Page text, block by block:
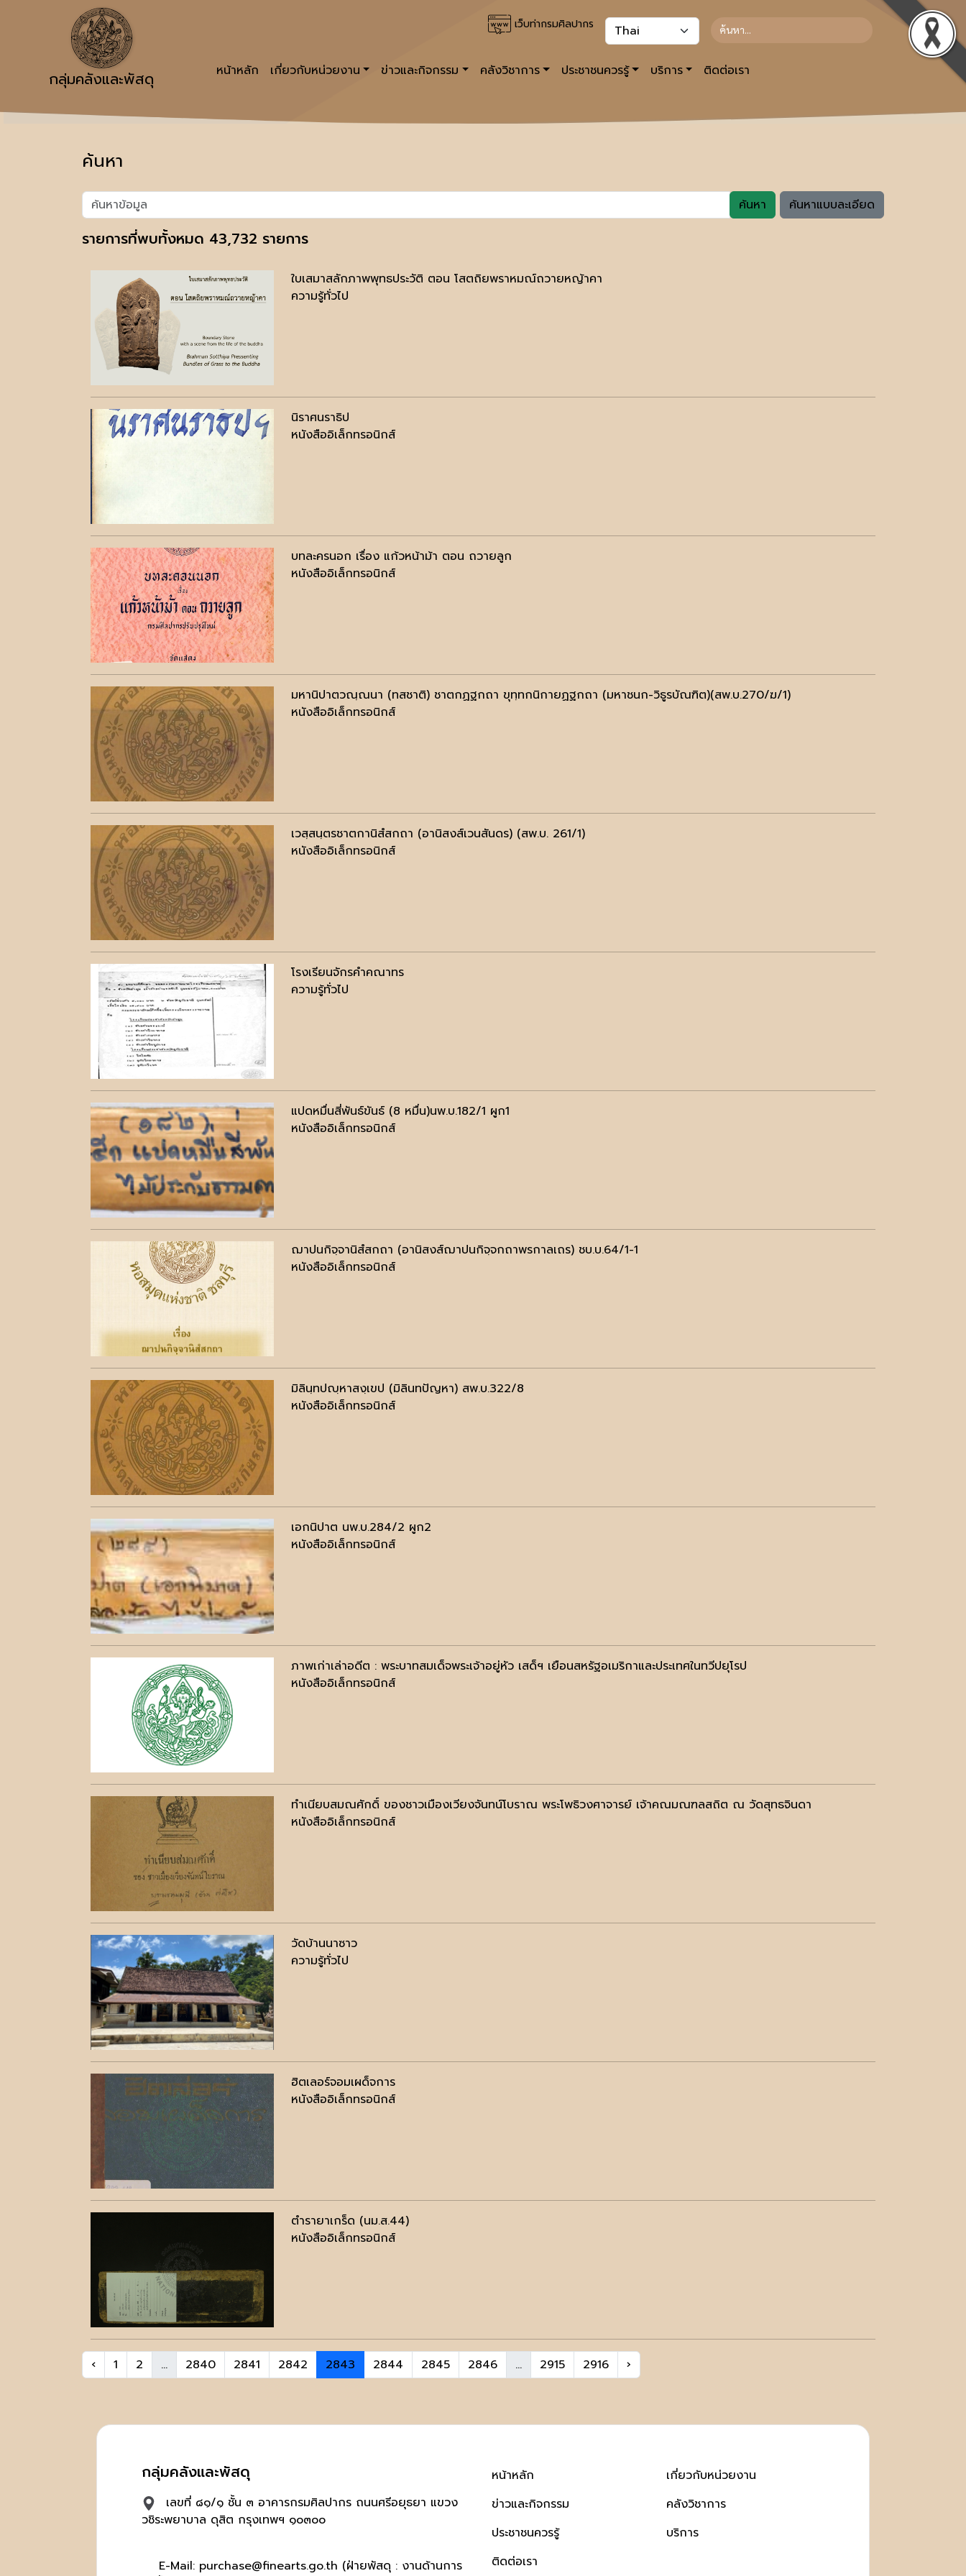
เว็บท่ากรมศิลปากร
กลุ่มคลังและพัสดุ หน้าหลัก เกี่ยวกับหน่วยงาน ข่าวและกิจกรรม คลังวิชาการ ประชาชนควรรู้ บริการ ติดต่อเรา
ค้นหา
ค้นหา ค้นหาแบบละเอียด
รายการที่พบทั้งหมด 43,732 รายการ
ใบเสมาสลักภาพพุทธประวัติ ตอน โสตถิยพราหมณ์ถวายหญ้าคา
ความรู้ทั่วไป
นิราศนราธิป
หนังสืออิเล็กทรอนิกส์
บทละครนอก เรื่อง แก้วหน้าม้า ตอน ถวายลูก
หนังสืออิเล็กทรอนิกส์
มหานิปาตวณฺณนา (ทสชาติ) ชาตกฏฐกถา ขุทฺทกนิกายฏฐกถา (มหาชนก-วิธูรบัณฑิต)(สพ.บ.270/ฆ/1)
หนังสืออิเล็กทรอนิกส์
เวสฺสนฺตรชาตกานิสํสกถา (อานิสงส์เวนสันดร) (สพ.บ. 261/1)
หนังสืออิเล็กทรอนิกส์
โรงเรียนจักรคำคณาทร
ความรู้ทั่วไป
แปดหมื่นสี่พันธ์ขันธ์ (8 หมื่น)นพ.บ.182/1 ผูก1
หนังสืออิเล็กทรอนิกส์
ฌาปนกิจฺจานิสํสกถา (อานิสงส์ฌาปนกิจฺจกถาพรกาลเถร) ชบ.บ.64/1-1
หนังสืออิเล็กทรอนิกส์
มิลินฺทปญฺหาสงฺเขป (มิลินทปัญหา) สพ.บ.322/8
หนังสืออิเล็กทรอนิกส์
เอกนิปาต นพ.บ.284/2 ผูก2
หนังสืออิเล็กทรอนิกส์
ภาพเก่าเล่าอดีต : พระบาทสมเด็จพระเจ้าอยู่หัว เสด็ฯ เยือนสหรัฐอเมริกาและประเทศในทวีปยุโรป
หนังสืออิเล็กทรอนิกส์
ทำเนียบสมณศักดิ์ ของชาวเมืองเวียงจันทน์โบราณ พระโพธิวงศาจารย์ เจ้าคณมณฑลสถิต ณ วัดสุทธจินดา
หนังสืออิเล็กทรอนิกส์
วัดบ้านนาซาว
ความรู้ทั่วไป
ฮิตเลอร์จอมเผด็จการ
หนังสืออิเล็กทรอนิกส์
ตำรายาเกร็ด (นม.ส.44)
หนังสืออิเล็กทรอนิกส์
‹ 1 2 ... 2840 2841 2842 2843 2844 2845 2846 ... 2915 2916 ›
กลุ่มคลังและพัสดุ
เลขที่ ๘๑/๑ ชั้น ๓ อาคารกรมศิลปากร ถนนศรีอยุธยา แขวง
วชิระพยาบาล ดุสิต กรุงเทพฯ ๑๐๓๐๐
E-Mail: purchase@finearts.go.th (ฝ่ายพัสดุ : งานด้านการ
หน้าหลัก
ข่าวและกิจกรรม
ประชาชนควรรู้
ติดต่อเรา
เกี่ยวกับหน่วยงาน
คลังวิชาการ
บริการ